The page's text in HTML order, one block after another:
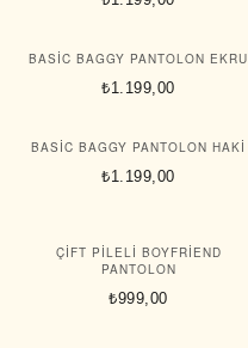
BASIC BAGGY PANTOLON EKRU
₺1.199,00
BASIC BAGGY PANTOLON HAKI
₺1.199,00
ÇIFT PILELI BOYFRIEND
PANTOLON
₺999,00